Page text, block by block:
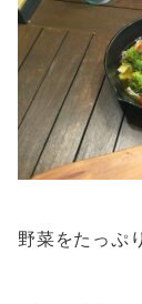
野菜をたっぷ